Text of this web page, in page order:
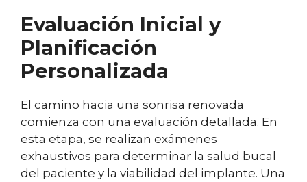
Evaluación Inicial y
Planificación
Personalizada
El camino hacia una sonrisa renovada
comienza con una evaluación detallada. En
esta etapa, se realizan exámenes
exhaustivos para determinar la salud bucal
del paciente y la viabilidad del implante. Una